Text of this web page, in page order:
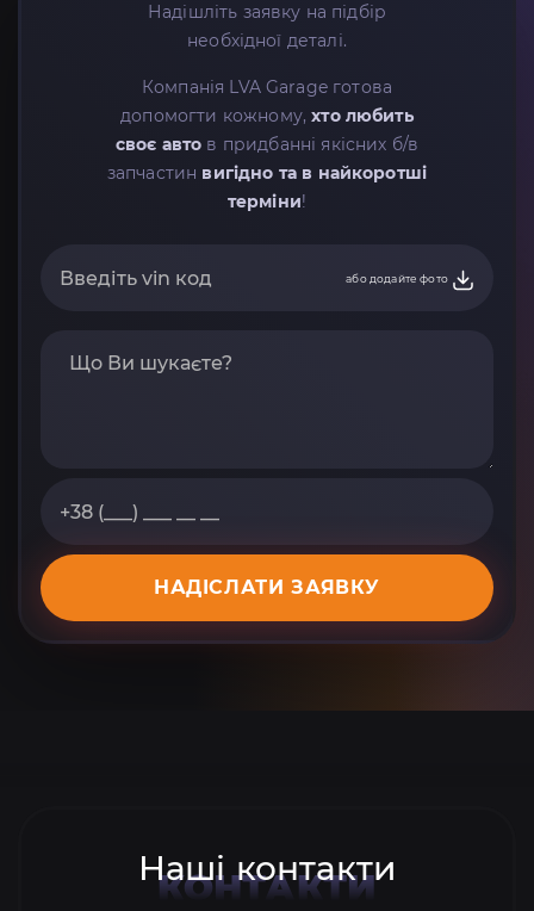
Надішліть заявку на підбір
необхідної деталі.
Компанія LVA Garage готова
допомогти кожному,хто любить
своє авто в придбанні якісних б/в
запчастин вигідно та в найкоротші
терміни!
або додайте фото
НАДІСЛАТИ ЗАЯВКУ
Наші контакти
КОНТАКТИ